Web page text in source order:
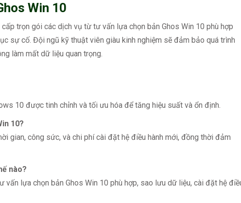
Win 10
trọn gói các dịch vụ từ tư vấn lựa chọn bản Ghos Win 10 phù hợp
sự cố. Đội ngũ kỹ thuật viên giàu kinh nghiệm sẽ đảm bảo quá trình
làm mất dữ liệu quan trọng.
10 được tinh chỉnh và tối ưu hóa để tăng hiệu suất và ổn định.
10?
gian, công sức, và chi phí cài đặt hệ điều hành mới, đồng thời đảm
nào?
vấn lựa chọn bản Ghos Win 10 phù hợp, sao lưu dữ liệu, cài đặt hệ